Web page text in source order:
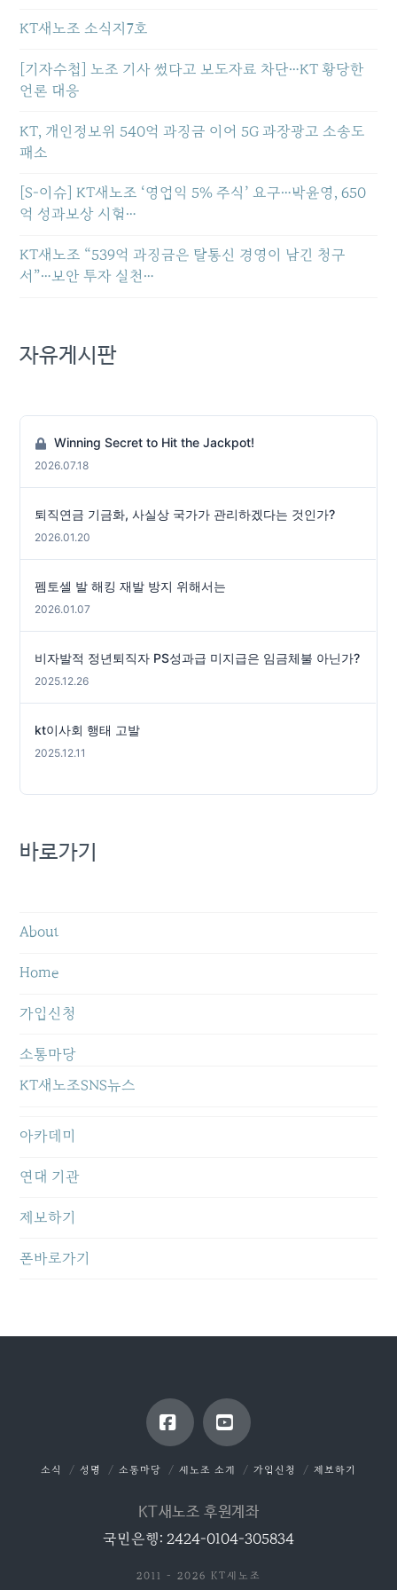
KT새노조 소식지7호
[기자수첩] 노조 기사 썼다고 보도자료 차단…KT 황당한
언론 대응
KT, 개인정보위 540억 과징금 이어 5G 과장광고 소송도
패소
[S-이슈] KT새노조 ‘영업익 5% 주식’ 요구…박윤영, 650
억 성과보상 시험…
KT새노조 “539억 과징금은 탈통신 경영이 남긴 청구
서”…보안 투자 실천…
자유게시판
Winning Secret to Hit the Jackpot!
2026.07.18
퇴직연금 기금화, 사실상 국가가 관리하겠다는 것인가?
2026.01.20
펨토셀 발 해킹 재발 방지 위해서는
2026.01.07
비자발적 정년퇴직자 PS성과급 미지급은 임금체불 아닌가?
2025.12.26
kt이사회 행태 고발
2025.12.11
바로가기
About
Home
가입신청
소통마당
KT새노조SNS뉴스
아카데미
연대 기관
제보하기
폰바로가기
FacebookYouTube
소식 성명 소통마당 새노조 소개 가입신청 제보하기
KT새노조 후원계좌
국민은행: 2424-0104-305834
2011 - 2026 KT새노조